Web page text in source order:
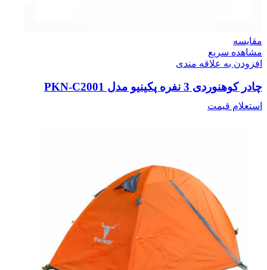
مقایسه
مشاهده سریع
افزودن به علاقه مندی
چادر کوهنوردی 3 نفره پکینیو مدل PKN-C2001
استعلام قیمت